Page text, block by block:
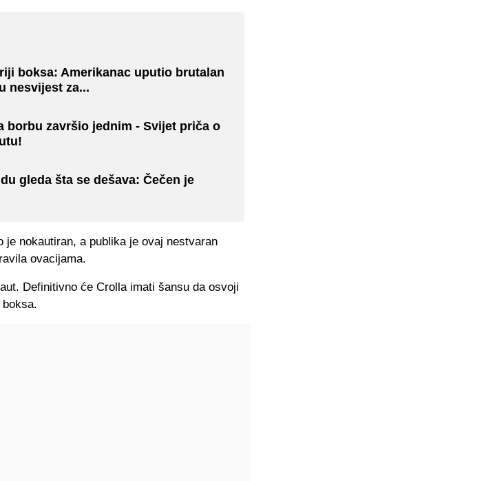
boksa: Amerikanac uputio brutalan
nesvijest za...
borbu završio jednim - Svijet priča o
gleda šta se dešava: Čečen je
je nokautiran, a publika je ovaj nestvaran
ovacijama.
Definitivno će Crolla imati šansu da osvoji